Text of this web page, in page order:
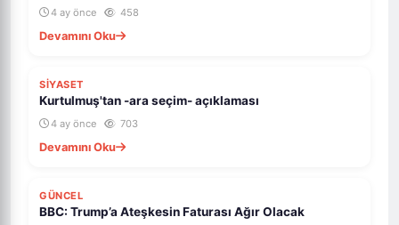
4 ay önce 458
Devamını Oku
SİYASET
Kurtulmuş'tan -ara seçim- açıklaması
4 ay önce 703
Devamını Oku
GÜNCEL
BBC: Trump’a Ateşkesin Faturası Ağır Olacak